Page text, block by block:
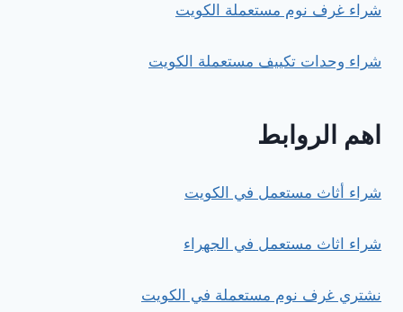
شراء غرف نوم مستعملة الكويت
شراء وحدات تكييف مستعملة الكويت
اهم الروابط
شراء أثاث مستعمل في الكويت
شراء اثاث مستعمل في الجهراء
نشتري غرف نوم مستعملة في الكويت